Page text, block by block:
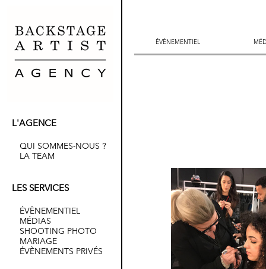
ÉVÈNEMENTIEL
ÉVÈNEMENTIEL
L'AGENCE
QUI SOMMES-NOUS ?
LA TEAM
LES SERVICES
ÉVÈNEMENTIEL
MÉDIAS
SHOOTING PHOTO
MARIAGE
ÉVÈNEMENTS PRIVÉS